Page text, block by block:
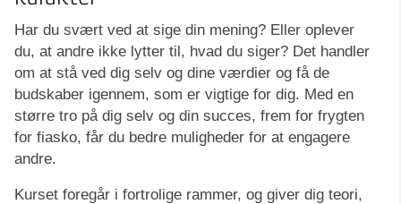
Har du svært ved at sige din mening? Eller oplever
du, at andre ikke lytter til, hvad du siger? Det handler
om at stå ved dig selv og dine værdier og få de
budskaber igennem, som er vigtige for dig. Med en
større tro på dig selv og din succes, frem for frygten
for fiasko, får du bedre muligheder for at engagere
andre.
Kurset foregår i fortrolige rammer, og giver dig teori,